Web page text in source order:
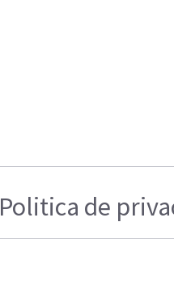
Politica de